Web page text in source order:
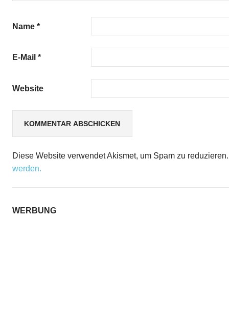
Name *
E-Mail *
Website
Diese Website verwendet Akismet, um Spam zu
werden.
WERBUNG